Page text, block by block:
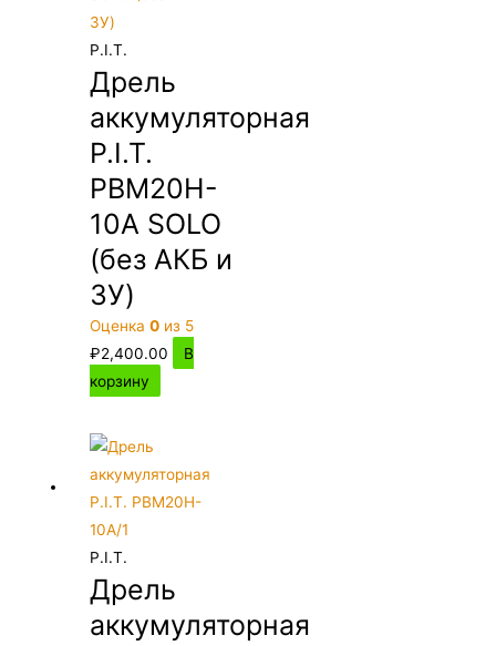
P.I.T.
Дрель
аккумуляторная
P.I.T.
PBM20H-
10A SOLO
(без АКБ и
ЗУ)
Оценка0 из 5
₽2,400.00
В
корзину
P.I.T.
Дрель
аккумуляторная